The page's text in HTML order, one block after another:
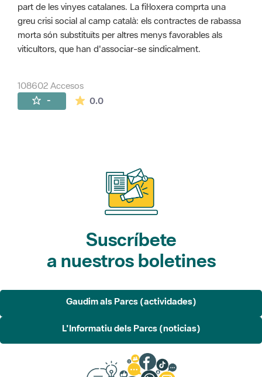
part de les vinyes catalanes. La fil·loxera comprta una
greu crisi social al camp català: els contractes de rabassa
morta són substituïts per altres menys favorables als
viticultors, que han d'associar-se sindicalment.
108602 Accesos
- 0.0La valoración media es de 0 estrellas de
Suscríbete
a nuestros boletines
Gaudim als Parcs (actividades)
L'Informatiu dels Parcs (noticias)